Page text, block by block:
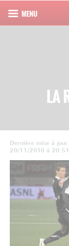
LA
Dernière mise à jour
20/11/2010 à 20:51